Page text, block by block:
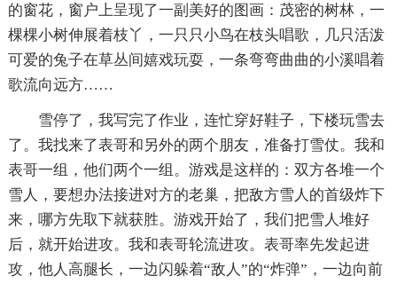
的窗花，窗户上呈现了一副美好的图画：茂密的树林，一
棵棵小树伸展着枝丫，一只只小鸟在枝头唱歌，几只活泼
可爱的兔子在草丛间嬉戏玩耍，一条弯弯曲曲的小溪唱着
歌流向远方……
雪停了，我写完了作业，连忙穿好鞋子，下楼玩雪去
了。我找来了表哥和另外的两个朋友，准备打雪仗。我和
表哥一组，他们两个一组。游戏是这样的：双方各堆一个
雪人，要想办法接进对方的老巢，把敌方雪人的首级炸下
来，哪方先取下就获胜。游戏开始了，我们把雪人堆好
后，就开始进攻。我和表哥轮流进攻。表哥率先发起进
攻，他人高腿长，一边闪躲着“敌人”的“炸弹”，一边向前